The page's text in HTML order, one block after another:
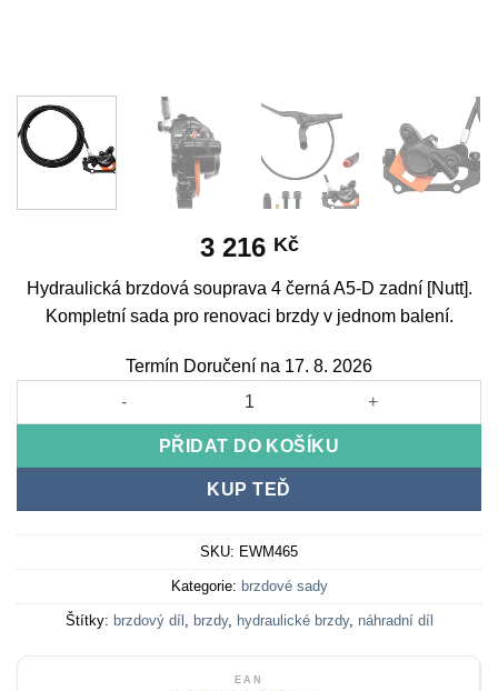
3 216 Kč
Hydraulická brzdová souprava 4 černá A5-D zadní [Nutt].
Kompletní sada pro renovaci brzdy v jednom balení.
Termín Doručení na 17. 8. 2026
Hydraulic brake kit 4 black A5-D Rear [Nutt] množství
PŘIDAT DO KOŠÍKU
KUP TEĎ
SKU: EWM465
Kategorie: brzdové sady
Štítky: brzdový díl , brzdy, hydraulické brzdy, náhradní díl
EAN